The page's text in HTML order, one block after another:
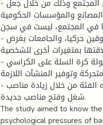
- فتح المؤسسات والمراكز الخاصة بهذه الفئة على المجتمع وذلك من خلال جعل
والمؤسسات الحكومية
في المجتمع، ليست في سجن.
- التنسيق بين مختلف الجهات الوصية على المعوقين حركيا، والجامعات بغرض
بمتغيرات أخرى للشخصية.
- توفير ميزانية مالية لزيادة عدد الفرق في بطولة كرة السلة على الكراسي
وتوفير المنشآت اللازمة.
- زيادة عدد المؤطرين والعاملين على خدمة هذه الفئة من خلال زيادة مناصب
شغل وفتح مناصب جديدة.
The study aimed to know
psychological pressures of